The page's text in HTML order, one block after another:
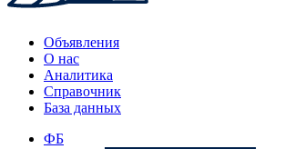
Объявления
О нас
Аналитика
Справочник
База данных
ФБ